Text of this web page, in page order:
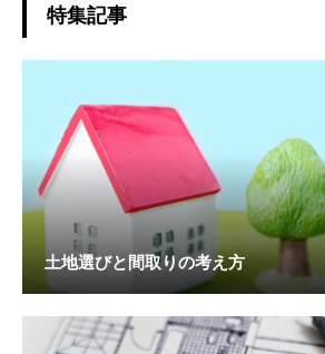
特集記事
土地選びと間取りの考え方